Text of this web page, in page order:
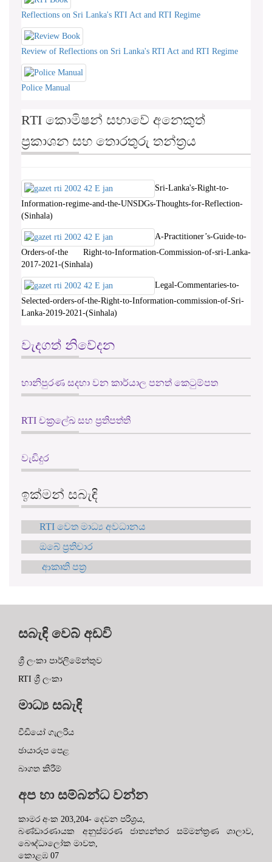
Reflections on Sri Lanka's RTI Act and RTI Regime
Review of Reflections on Sri Lanka's RTI Act and RTI Regime
Police Manual
RTI කොමිෂන් සභාවේ අනෙකුත්
ප්‍රකාශන සහ තොරතුරු තන්ත්‍රය
Sri-Lanka's-Right-to-
Information-regime-and-the-UNSDGs-Thoughts-for-Reflection-
(Sinhala)
A-Practitioner’s-Guide-to-
Orders-of-the Right-to-Information-Commission-of-sri-Lanka-
2017-2021-(Sinhala)
Legal-Commentaries-to-
Selected-orders-of-the-Right-to-Information-commission-of-Sri-
Lanka-2019-2021-(Sinhala)
වැදගත් නිවේදන
හානිපුරණ සදහා වන කාර්යාල පනත් කෙටුම්පත
RTI චක්‍රලේඛ සහ ප්‍රතිපත්ති
වැඩිදුර
ඉක්මන් සබැඳි
RTI වෙත මාධ්‍ය අවධානය
ඔබේ ප්‍රතිචාර
ආකෘති පත්‍ර
සබැඳි වෙබ් අඩවි
ශ්‍රී ලංකා පාර්ලිමේන්තුව
RTI ශ්‍රී ලංකා
මාධ්‍ය සබැඳි
වීඩියෝ ගැලරිය
ඡායාරූප පෙළ
බාගත කිරීම්
අප හා සම්බන්ධ වන්න
කාමර අංක 203,204- දෙවන පරිශ්‍රය,
බණ්ඩාරණායක අනුස්මරණ ජාත්‍යන්තර සම්මන්ත්‍රණ ශාලාව,
බෞද්ධාලෝක මාවත,
කොළඹ 07